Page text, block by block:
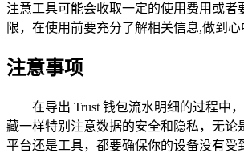
注意工具可能会收取一定的使用费用或者
限，在使用前要充分了解相关信息,做到心
注意事项
在导出 Trust 钱包流水明细的过程中
藏一样特别注意数据的安全和隐私，无论
平台还是工具，都要确保你的设备没有受